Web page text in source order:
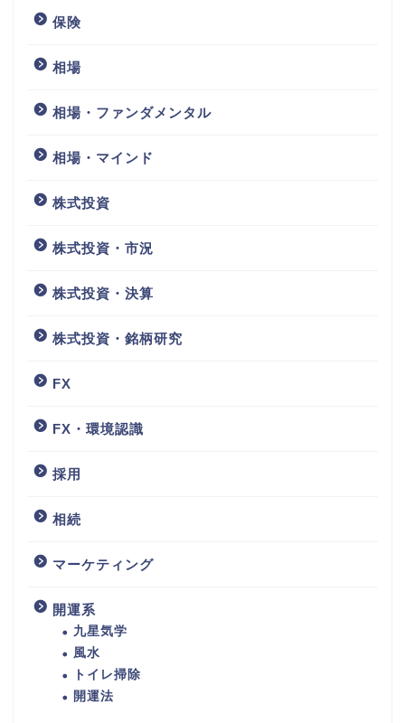
保険
相場
相場・ファンダメンタル
相場・マインド
株式投資
株式投資・市況
株式投資・決算
株式投資・銘柄研究
FX
FX・環境認識
採用
相続
マーケティング
開運系
九星気学
風水
トイレ掃除
開運法